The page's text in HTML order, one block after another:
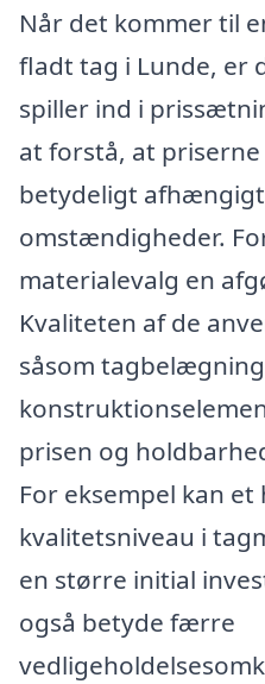
Når det kommer til
fladt tag i Lunde, er
spiller ind i
at forstå, at
betydeligt
omstændigheder.
materialevalg en
Kvaliteten af de
såsom
prisen og
For eksempel kan et
kvalitetsniveau i
en større initial
også betyde færre